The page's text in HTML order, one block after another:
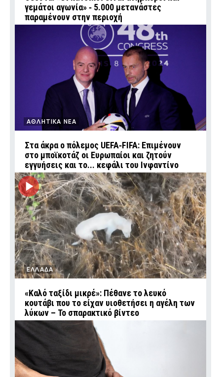
γεμάτοι αγωνία» ‑ 5.000 μετανάστες
παραμένουν στην περιοχή
ΑΘΛΗΤΙΚΑ ΝΕΑ
Στα άκρα ο πόλεμος UEFA‑FIFA: Επιμένουν
στο μποϊκοτάζ οι Ευρωπαίοι και ζητούν
εγγυήσεις και το... κεφάλι του Ινφαντίνο
ΕΛΛΑΔΑ
«Καλό ταξίδι μικρέ»: Πέθανε το λευκό
κουτάβι που το είχαν υιοθετήσει η αγέλη των
λύκων – Το σπαρακτικό βίντεο